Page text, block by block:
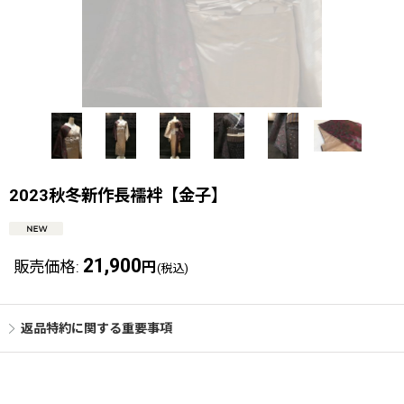
2023秋冬新作長襦袢【金子】
販売価格: 21,900 円 (税込)
返品特約に関する重要事項